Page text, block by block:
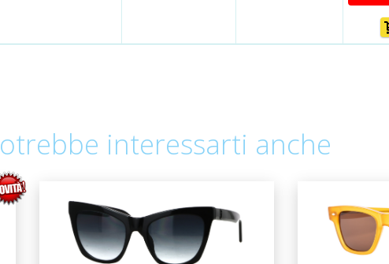
Potrebbe interessarti anche